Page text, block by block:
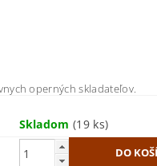
operných skladateľov.
Skladom(19 ks)